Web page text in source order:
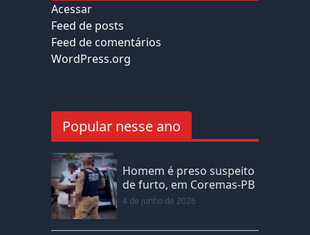
Acessar
Feed de posts
Feed de comentários
WordPress.org
Popular nesse ano
Homem é preso suspeito
de furto, em Coremas-PB
4 de junho de 2026